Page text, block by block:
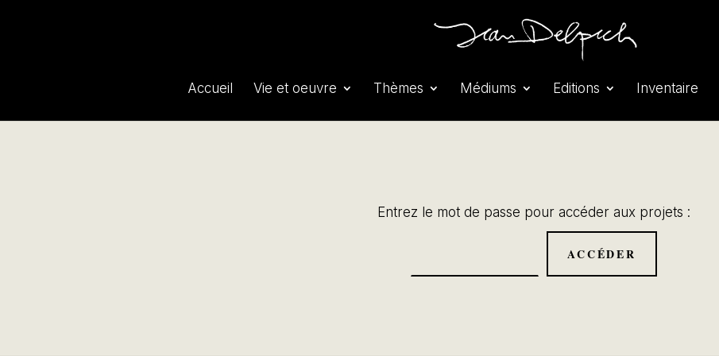
Accueil Vie et oeuvre Thèmes Médiums Editions Inventaire
Entrez le mot de passe pour accéder aux projets :